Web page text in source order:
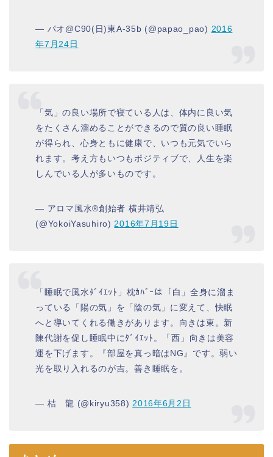
— パオ@C90(日)東A-35b (@papao_pao) 2016
年7月24日
「気」の良い場所で寝ている人は、体内に良い気
をたくさん溜めることができるので質の良い睡眠
が得られ、心身ともに健康で、いつも元気でいら
れます。考え方もいつもポジティブで、人生を楽
しんでいる人が多いものです。
— アロマ風水®創始者 横井靖弘
(@YokoiYasuhiro) 2016年7月19日
「睡眠で風水ﾀﾞｲｴｯﾄ」枕ｶﾊﾞｰは「白」全身に溜ま
っている「陽の気」を「陰の気」に変えて、快眠
へと導いてくれる働きがあります。向きは東。新
陳代謝を促し睡眠中にﾀﾞｲｴｯﾄ。「西」向きは美容
運を下げます。『部屋を真っ暗はNG』です。弱い
光を取り入れるのが吉。善き睡眠を。
— 桔 龍 (@kiryu358) 2016年6月2日